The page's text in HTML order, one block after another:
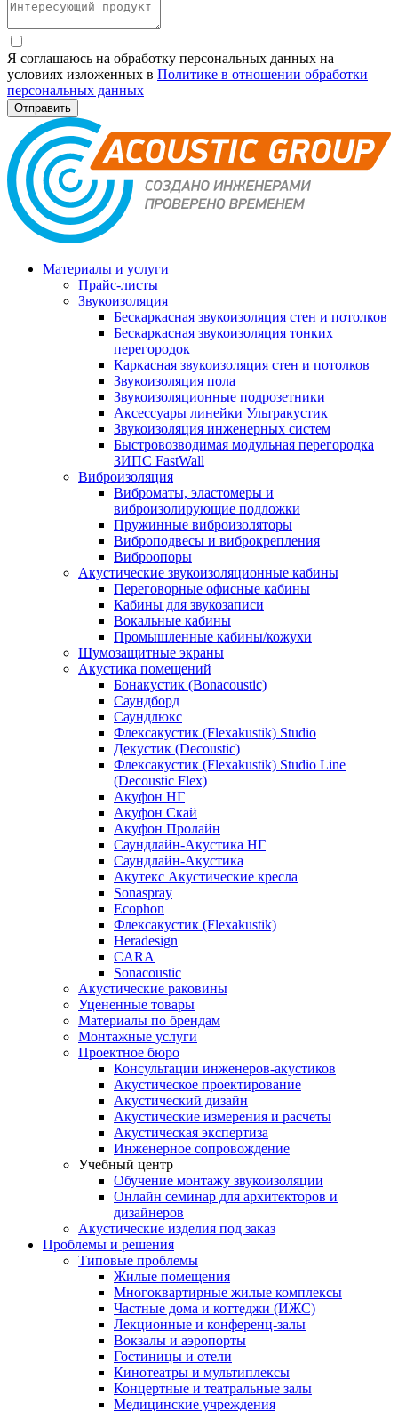
Я соглашаюсь на обработку персональных данных на
условиях изложенных в Политике в отношении обработки
персональных данных
Материалы и услуги
Прайс-листы
Звукоизоляция
Бескаркасная звукоизоляция стен и потолков
Бескаркасная звукоизоляция тонких
перегородок
Каркасная звукоизоляция стен и потолков
Звукоизоляция пола
Звукоизоляционные подрозетники
Аксессуары линейки Ультракустик
Звукоизоляция инженерных систем
Быстровозводимая модульная перегородка
ЗИПС FastWall
Виброизоляция
Виброматы, эластомеры и
виброизолирующие подложки
Пружинные виброизоляторы
Виброподвесы и виброкрепления
Виброопоры
Акустические звукоизоляционные кабины
Переговорные офисные кабины
Кабины для звукозаписи
Вокальные кабины
Промышленные кабины/кожухи
Шумозащитные экраны
Акустика помещений
Бонакустик (Bonacoustic)
Саундборд
Саундлюкс
Флексакустик (Flexakustik) Studio
Декустик (Decoustic)
Флексакустик (Flexakustik) Studio Line
(Decoustic Flex)
Акуфон НГ
Акуфон Скай
Акуфон Пролайн
Саундлайн-Акустика НГ
Саундлайн-Акустика
Акутекс Акустические кресла
Sonaspray
Ecophon
Флексакустик (Flexakustik)
Heradesign
CARA
Sonacoustic
Акустические раковины
Уцененные товары
Материалы по брендам
Монтажные услуги
Проектное бюро
Консультации инженеров-акустиков
Акустическое проектирование
Акустический дизайн
Акустические измерения и расчеты
Акустическая экспертиза
Инженерное сопровождение
Учебный центр
Обучение монтажу звукоизоляции
Онлайн семинар для архитекторов и
дизайнеров
Акустические изделия под заказ
Проблемы и решения
Типовые проблемы
Жилые помещения
Многоквартирные жилые комплексы
Частные дома и коттеджи (ИЖС)
Лекционные и конференц-залы
Вокзалы и аэропорты
Гостиницы и отели
Кинотеатры и мультиплексы
Концертные и театральные залы
Медицинские учреждения